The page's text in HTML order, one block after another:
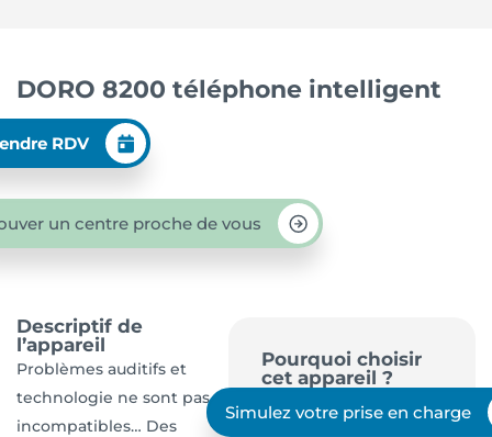
DORO 8200 téléphone intelligent
RDV
un centre proche de vous
Descriptif de
l’appareil
Problèmes auditifs et
technologie ne sont pas
incompatibles… Des
Pourquoi choisir
cet appareil ?
Simulez votre prise en charge